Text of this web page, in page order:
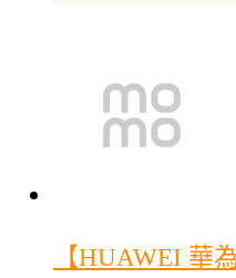
【HUAWEI 華